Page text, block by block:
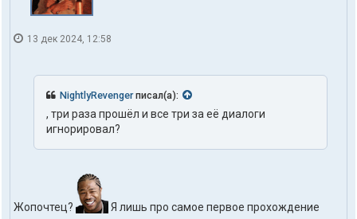
t
o
13 дек 2024, 12:58
NightlyRevengerписал(а):
, три раза прошёл и все три за её диалоги
игнорировал?
Жопочтец?
Я лишь про самое первое прохождение